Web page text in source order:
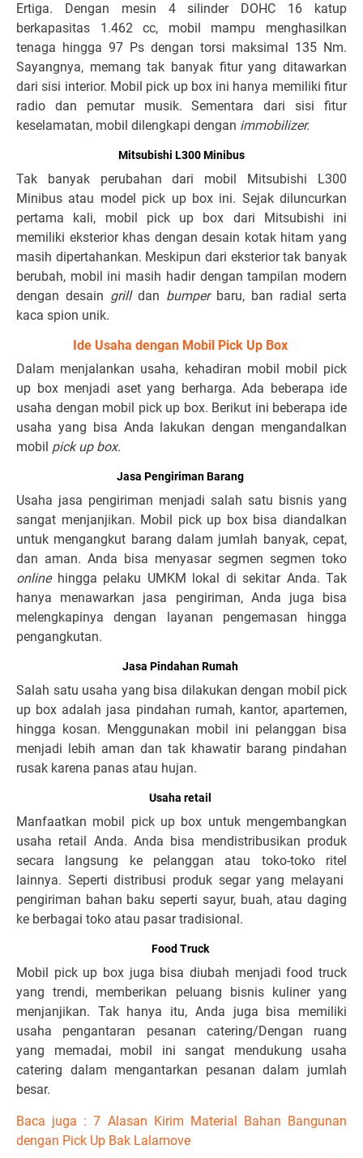
Ertiga. Dengan mesin 4 silinder DOHC 16 katup
berkapasitas 1.462 cc, mobil mampu menghasilkan
tenaga hingga 97 Ps dengan torsi maksimal 135 Nm.
Sayangnya, memang tak banyak fitur yang ditawarkan
dari sisi interior. Mobil pick up box ini hanya memiliki fitur
radio dan pemutar musik. Sementara dari sisi fitur
keselamatan, mobil dilengkapi dengan immobilizer.
Mitsubishi L300 Minibus
Tak banyak perubahan dari mobil Mitsubishi L300
Minibus atau model pick up box ini. Sejak diluncurkan
pertama kali, mobil pick up box dari Mitsubishi ini
memiliki eksterior khas dengan desain kotak hitam yang
masih dipertahankan. Meskipun dari eksterior tak banyak
berubah, mobil ini masih hadir dengan tampilan modern
dengan desain grill dan bumper baru, ban radial serta
kaca spion unik.
Ide Usaha dengan Mobil Pick Up Box
Dalam menjalankan usaha, kehadiran mobil mobil pick
up box menjadi aset yang berharga. Ada beberapa ide
usaha dengan mobil pick up box. Berikut ini beberapa ide
usaha yang bisa Anda lakukan dengan mengandalkan
mobil pick up box.
Jasa Pengiriman Barang
Usaha jasa pengiriman menjadi salah satu bisnis yang
sangat menjanjikan. Mobil pick up box bisa diandalkan
untuk mengangkut barang dalam jumlah banyak, cepat,
dan aman. Anda bisa menyasar segmen segmen toko
online hingga pelaku UMKM lokal di sekitar Anda. Tak
hanya menawarkan jasa pengiriman, Anda juga bisa
melengkapinya dengan layanan pengemasan hingga
pengangkutan.
Jasa Pindahan Rumah
Salah satu usaha yang bisa dilakukan dengan mobil pick
up box adalah jasa pindahan rumah, kantor, apartemen,
hingga kosan. Menggunakan mobil ini pelanggan bisa
menjadi lebih aman dan tak khawatir barang pindahan
rusak karena panas atau hujan.
Usaha retail
Manfaatkan mobil pick up box untuk mengembangkan
usaha retail Anda. Anda bisa mendistribusikan produk
secara langsung ke pelanggan atau toko-toko ritel
lainnya. Seperti distribusi produk segar yang melayani
pengiriman bahan baku seperti sayur, buah, atau daging
ke berbagai toko atau pasar tradisional.
Food Truck
Mobil pick up box juga bisa diubah menjadi food truck
yang trendi, memberikan peluang bisnis kuliner yang
menjanjikan. Tak hanya itu, Anda juga bisa memiliki
usaha pengantaran pesanan catering/Dengan ruang
yang memadai, mobil ini sangat mendukung usaha
catering dalam mengantarkan pesanan dalam jumlah
besar.
Baca juga :7 Alasan Kirim Material Bahan Bangunan
dengan Pick Up Bak Lalamove